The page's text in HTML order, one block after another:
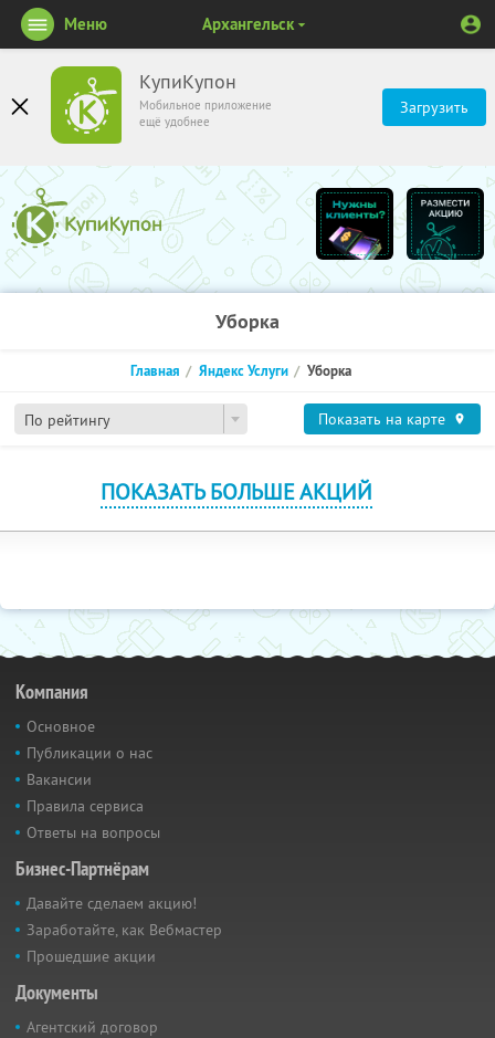
КупиКупон
Мобильное приложение
ещё удобнее
Загрузить
Меню Архангельск
Уборка
По рейтингу
Главная Яндекс Услуги Уборка
Показать на карте
ПОКАЗАТЬ БОЛЬШЕ АКЦИЙ
Компания
Основное
Публикации о нас
Вакансии
Правила сервиса
Ответы на вопросы
Бизнес-Партнёрам
Давайте сделаем акцию!
Заработайте, как Вебмастер
Прошедшие акции
Документы
Агентский договор